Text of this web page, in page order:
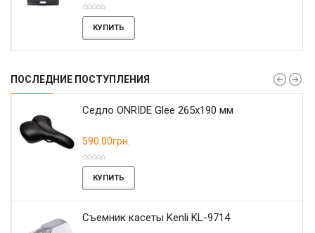
КУПИТЬ
ПОСЛЕДНИЕ ПОСТУПЛЕНИЯ
Седло ONRIDE Glee 265x190 мм
590.00грн.
КУПИТЬ
Съемник касеты Kenli KL-9714